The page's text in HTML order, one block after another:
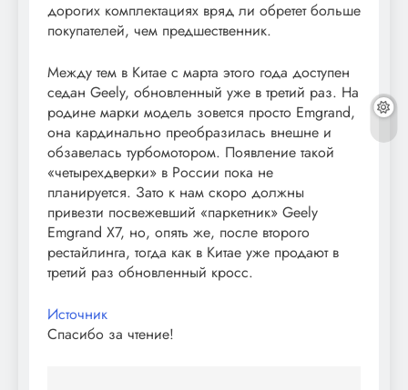
дорогих комплектациях вряд ли обретет больше
покупателей, чем предшественник.
Между тем в Китае с марта этого года доступен
седан Geely, обновленный уже в третий раз. На
родине марки модель зовется просто Emgrand,
она кардинально преобразилась внешне и
обзавелась турбомотором. Появление такой
«четырехдверки» в России пока не
планируется. Зато к нам скоро должны
привезти посвежевший «паркетник» Geely
Emgrand X7, но, опять же, после второго
рестайлинга, тогда как в Китае уже продают в
третий раз обновленный кросс.
Источник
Спасибо за чтение!